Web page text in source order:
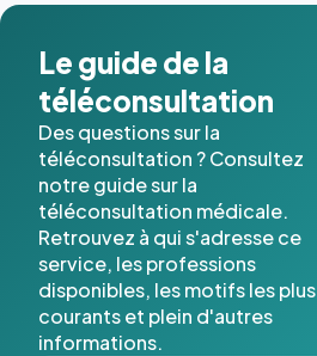
Le guide de la
téléconsultation
Des questions sur la
téléconsultation ? Consultez
notre guide sur la
téléconsultation médicale.
Retrouvez à qui s'adresse ce
service, les professions
disponibles, les motifs les plus
courants et plein d'autres
informations.